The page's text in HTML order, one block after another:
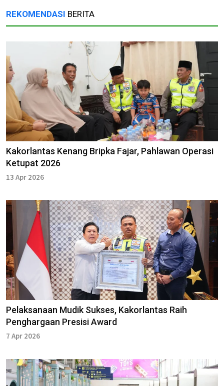
REKOMENDASI BERITA
Kakorlantas Kenang Bripka Fajar, Pahlawan Operasi
Ketupat 2026
13 Apr 2026
Pelaksanaan Mudik Sukses, Kakorlantas Raih
Penghargaan Presisi Award
7 Apr 2026